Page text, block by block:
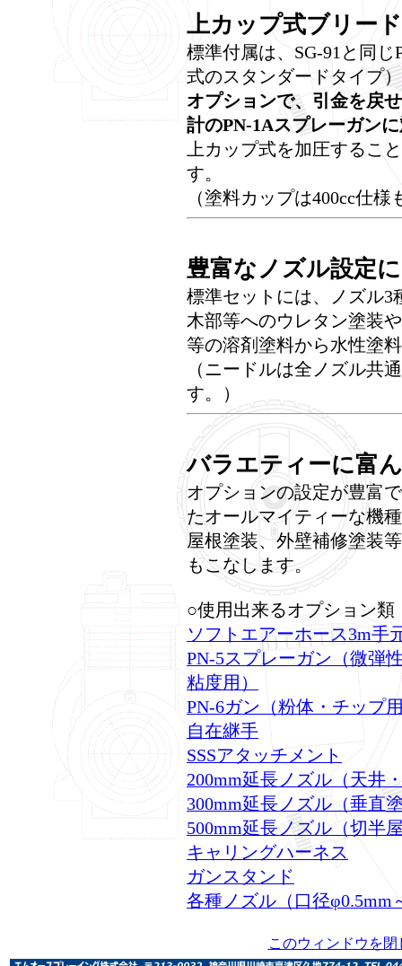
上カップ式ブリー
標準付属は、SG-91と同
式のスタンダードタイプ）
オプションで、引金を戻
計のPN-1Aスプレーガン
上カップ式を加圧するこ
す。
（塗料カップは400cc仕
豊富なノズル設定
標準セットには、ノズル3
木部等へのウレタン塗装
等の溶剤塗料から水性塗
（ニードルは全ノズル共
す。）
バラエティーに富
オプションの設定が豊富
たオールマイティーな機
屋根塗装、外壁補修塗装
もこなします。
○使用出来るオプション類
ソフトエアーホース3m手
PN-5スプレーガン（微弾
粘度用）
PN-6ガン（粉体・チップ
自在継手
SSSアタッチメント
200mm延長ノズル（天井
300mm延長ノズル（垂直
500mm延長ノズル（切半
キャリングハーネス
ガンスタンド
各種ノズル（口径φ0.5mm
このウィンドウを閉